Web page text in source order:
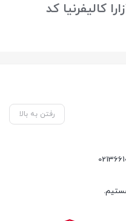
کالیفرنیا کد
رفتن به بالا